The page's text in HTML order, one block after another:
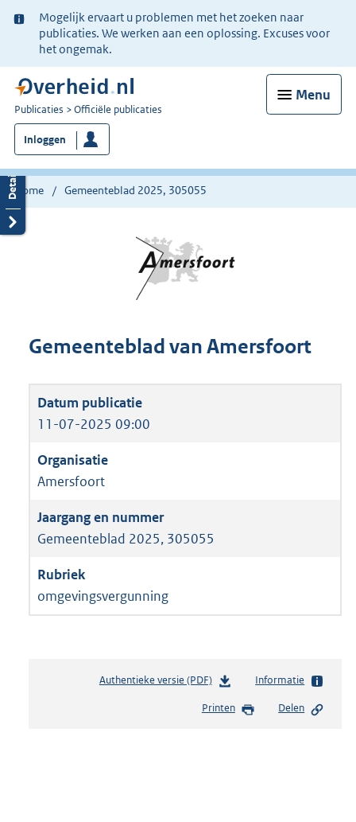
Ter
informatie:
Mogelijk ervaart u problemen met het zoeken naar
publicaties. We werken aan een oplossing. Excuses voor
het ongemak.
Menu
U
bent
nu
hier:
Publicaties Officiële publicaties
Inloggen
Home Gemeenteblad 2025, 305055
Gemeenteblad van Amersfoort
11-07-2025 09:00
Amersfoort
Gemeenteblad 2025, 305055
omgevingsvergunning
Authentieke versie (PDF)b
s
Informatie
Printen Delen